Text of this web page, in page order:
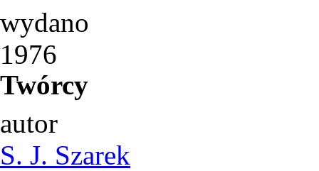
wydano
1976
Twórcy
autor
S. J. Szarek